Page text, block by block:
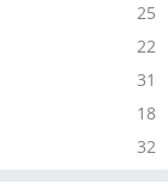
25
22
31
18
32